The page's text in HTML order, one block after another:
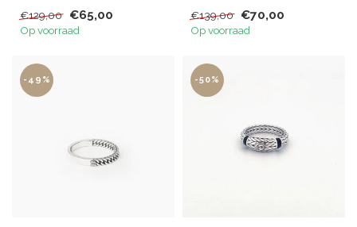
het mod...
€129,00 €65,00
Op voorraad
€139,00 €70,00
Op voorraad
-49% -50%